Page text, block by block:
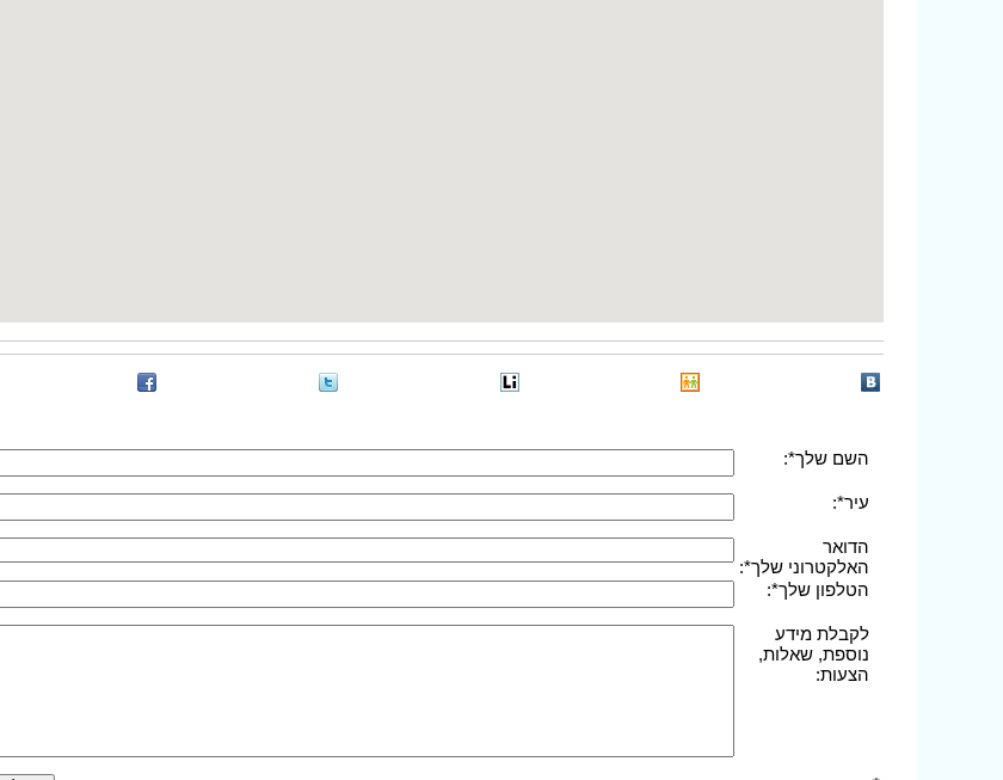
השם שלך*:
עיר*:
הדואר
האלקטרוני שלך*:
הטלפון שלך*:
לקבלת מידע
נוספת, שאלות,
הצעות: